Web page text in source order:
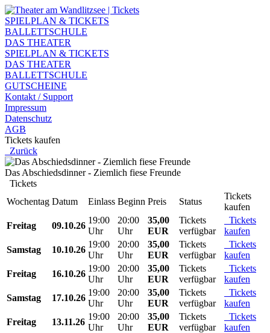
SPIELPLAN & TICKETS
BALLETTSCHULE
DAS THEATER
SPIELPLAN & TICKETS
DAS THEATER
BALLETTSCHULE
GUTSCHEINE
Kontakt / Support
Impressum
Datenschutz
AGB
Tickets kaufen
Zurück
Das Abschiedsdinner - Ziemlich fiese Freunde
Tickets
Wochentag Datum Einlass Beginn Preis Status
Tickets
kaufen
Freitag
09.10.26
19:00
Uhr
20:00
Uhr
35,00
EUR
Tickets
verfügbar
Tickets
kaufen
Samstag
10.10.26
19:00
Uhr
20:00
Uhr
35,00
EUR
Tickets
verfügbar
Tickets
kaufen
Freitag
16.10.26
19:00
Uhr
20:00
Uhr
35,00
EUR
Tickets
verfügbar
Tickets
kaufen
Samstag
17.10.26
19:00
Uhr
20:00
Uhr
35,00
EUR
Tickets
verfügbar
Tickets
kaufen
Freitag
13.11.26
19:00
Uhr
20:00
Uhr
35,00
EUR
Tickets
verfügbar
Tickets
kaufen